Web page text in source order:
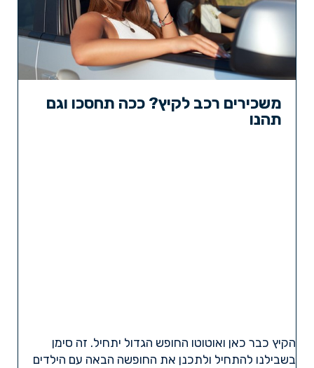
משכירים רכב לקיץ? ככה תחסכו וגם
תהנו
הקיץ כבר כאן ואוטוטו החופש הגדול יתחיל. זה סימן
בשבילנו להתחיל ולתכנן את החופשה הבאה עם הילדים